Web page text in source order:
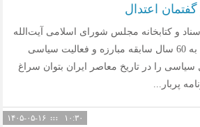
اعتدال
و کتابخانه مجلس شورای اسلامی آیت‌الله
هاشمی رفسنجانی نزدیک به 60 سال سابقه مبارزه و فعالیت سیاسی
را در تاریخ معاصر ایران بتوان سراغ
پربار...
۱۰:۳۰